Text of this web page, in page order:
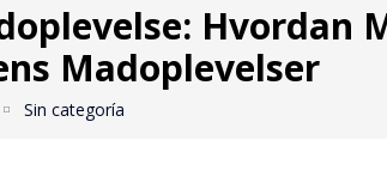
Hvordan
Madoplevelser
Sin categoría